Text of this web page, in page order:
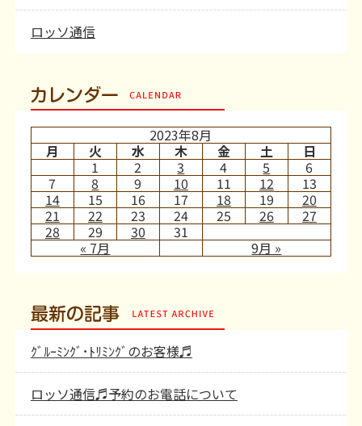
ロッソ通信
カレンダー
2023年8月
月
火 水 木 金 土 日
« 7月 9月 »
1 2 3 4 5
6
7
8 9 10 11 12
13
14
15 16 17 18 19
20
21
22 23 24 25 26
27
28
29 30 31
最新の記事
ｸﾞﾙｰﾐﾝｸﾞ･ﾄﾘﾐﾝｸﾞのお客様♬
ロッソ通信♬予約のお電話について